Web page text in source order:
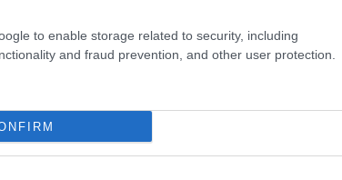
to enable storage related to security, including
and fraud prevention, and other user protection.